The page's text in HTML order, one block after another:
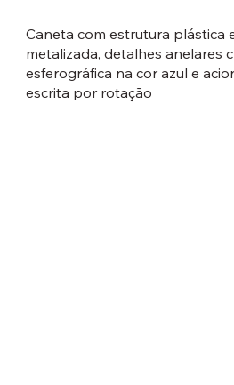
Caneta com estrutura plástica
metalizada, detalhes anelares
esferográfica na cor azul e
escrita por rotação